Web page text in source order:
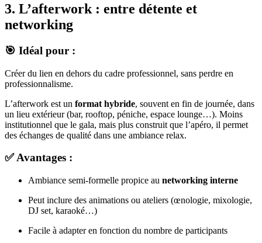
3. L’afterwork : entre détente et
networking
🎯 Idéal pour :
Créer du lien en dehors du cadre professionnel, sans perdre en
professionnalisme.
L’afterwork est un format hybride, souvent en fin de journée, dans
un lieu extérieur (bar, rooftop, péniche, espace lounge…). Moins
institutionnel que le gala, mais plus construit que l’apéro, il permet
des échanges de qualité dans une ambiance relax.
✅ Avantages :
Ambiance semi-formelle propice au networking interne
Peut inclure des animations ou ateliers (œnologie, mixologie,
DJ set, karaoké…)
Facile à adapter en fonction du nombre de participants